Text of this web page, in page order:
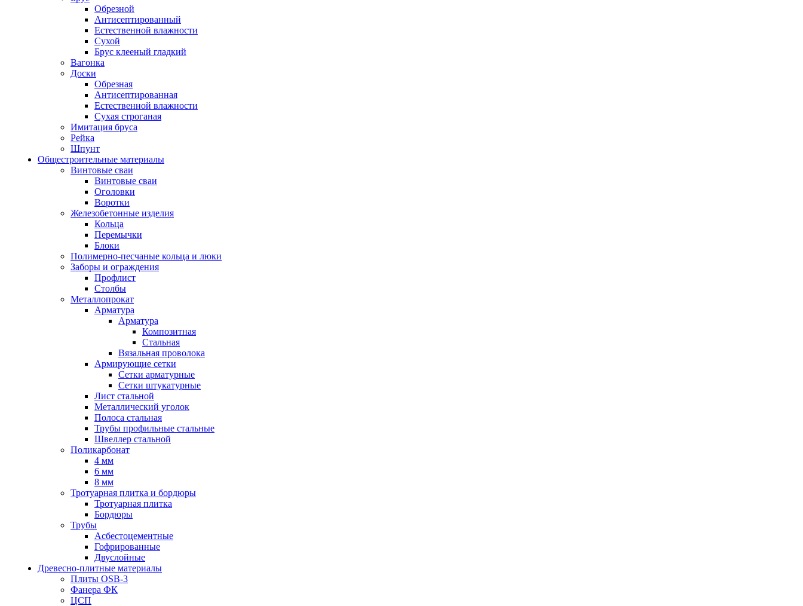
Обрезной
Антисептированный
Естественной влажности
Сухой
Брус клееный гладкий
Вагонка
Доски
Обрезная
Антисептированная
Естественной влажности
Сухая строганая
Имитация бруса
Рейка
Шпунт
Общестроительные материалы
Винтовые сваи
Винтовые сваи
Оголовки
Воротки
Железобетонные изделия
Кольца
Перемычки
Блоки
Полимерно-песчаные кольца и люки
Заборы и ограждения
Профлист
Столбы
Металлопрокат
Арматура
Арматура
Композитная
Стальная
Вязальная проволока
Армирующие сетки
Сетки арматурные
Сетки штукатурные
Лист стальной
Металлический уголок
Полоса стальная
Трубы профильные стальные
Швеллер стальной
Поликарбонат
4 мм
6 мм
8 мм
Тротуарная плитка и бордюры
Тротуарная плитка
Бордюры
Трубы
Асбестоцементные
Гофрированные
Двуслойные
Древесно-плитные материалы
Плиты OSB-3
Фанера ФК
ЦСП